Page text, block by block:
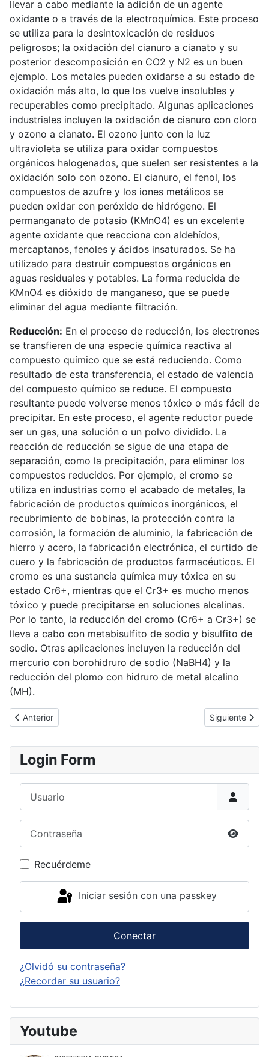
Login Form
Recuérdeme
Iniciar sesión con una passkey
Conectar
¿Olvidó su contraseña?
¿Recordar su usuario?
Youtube
llevar a cabo mediante la adición de un agente
oxidante o a través de la electroquímica. Este proceso
se utiliza para la desintoxicación de residuos
peligrosos; la oxidación del cianuro a cianato y su
posterior descomposición en CO2 y N2 es un buen
ejemplo. Los metales pueden oxidarse a su estado de
oxidación más alto, lo que los vuelve insolubles y
recuperables como precipitado. Algunas aplicaciones
industriales incluyen la oxidación de cianuro con cloro
y ozono a cianato. El ozono junto con la luz
ultravioleta se utiliza para oxidar compuestos
orgánicos halogenados, que suelen ser resistentes a la
oxidación solo con ozono. El cianuro, el fenol, los
compuestos de azufre y los iones metálicos se
pueden oxidar con peróxido de hidrógeno. El
permanganato de potasio (KMnO4) es un excelente
agente oxidante que reacciona con aldehídos,
mercaptanos, fenoles y ácidos insaturados. Se ha
utilizado para destruir compuestos orgánicos en
aguas residuales y potables. La forma reducida de
KMnO4 es dióxido de manganeso, que se puede
eliminar del agua mediante filtración.
Reducción: En el proceso de reducción, los electrones
se transfieren de una especie química reactiva al
compuesto químico que se está reduciendo. Como
resultado de esta transferencia, el estado de valencia
del compuesto químico se reduce. El compuesto
resultante puede volverse menos tóxico o más fácil de
precipitar. En este proceso, el agente reductor puede
ser un gas, una solución o un polvo dividido. La
reacción de reducción se sigue de una etapa de
separación, como la precipitación, para eliminar los
compuestos reducidos. Por ejemplo, el cromo se
utiliza en industrias como el acabado de metales, la
fabricación de productos químicos inorgánicos, el
recubrimiento de bobinas, la protección contra la
corrosión, la formación de aluminio, la fabricación de
hierro y acero, la fabricación electrónica, el curtido de
cuero y la fabricación de productos farmacéuticos. El
cromo es una sustancia química muy tóxica en su
estado Cr6+, mientras que el Cr3+ es mucho menos
tóxico y puede precipitarse en soluciones alcalinas.
Por lo tanto, la reducción del cromo (Cr6+ a Cr3+) se
lleva a cabo con metabisulfito de sodio y bisulfito de
sodio. Otras aplicaciones incluyen la reducción del
mercurio con borohidruro de sodio (NaBH4) y la
reducción del plomo con hidruro de metal alcalino
(MH).
Artículo anterior: Métodos de Tratamiento Físico para la Gestión
Anterior Artículo
Siguiente